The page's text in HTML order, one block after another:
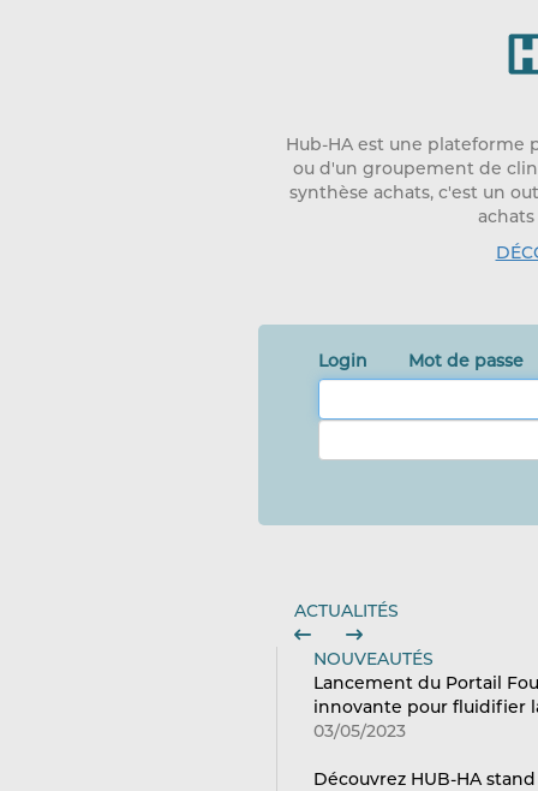
Hub-HA est une plateforme
ou d'un groupement de
synthèse achats, c'est un
Login Mot de passe
ACTUALITÉS
NOUVEAUTÉS
Lancement du Portail
innovante pour fluidifier
03/05/2023
Découvrez HUB-HA stand